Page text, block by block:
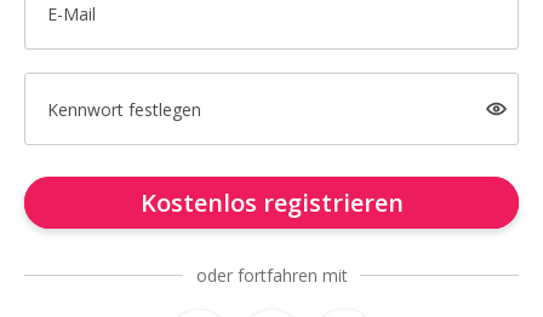
E-Mail
Kennwort festlegen
Kostenlos registrieren
oder fortfahren mit